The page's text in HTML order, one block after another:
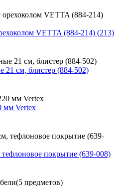
VETTA (884-214) (213)
см, блистер (884-502)
мм Vertex
покрытие (639-008)